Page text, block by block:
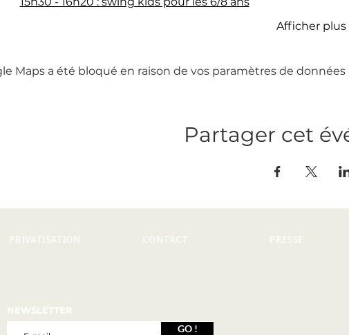
Afficher plus
Maps a été bloqué en raison de vos paramètres de
Partager cet
NEWSLETTER
GO !